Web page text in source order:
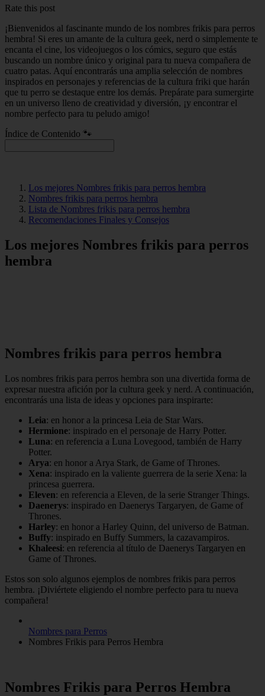
Rate this post
¡Bienvenidos al fascinante mundo de los nombres frikis para perros
hembra! Si eres un amante de la cultura geek, nerd o simplemente te
encanta el cine, los videojuegos o los cómics, seguro que estás
buscando un nombre único y original para tu nueva compañera de
cuatro patas. Aquí encontrarás una amplia selección de nombres
inspirados en personajes y referencias de la cultura friki que harán
que tu perro se destaque entre los demás. Prepárate para sumergirte
en un universo lleno de creatividad y diversión, ¡y encontrar el
nombre perfecto para tu peludo amigo!
Índice de Contenido 🐾
Los mejores Nombres frikis para perros hembra
Nombres frikis para perros hembra
Lista de Nombres frikis para perros hembra
Recomendaciones Finales y Consejos
Los mejores Nombres frikis para perros
hembra
Nombres frikis para perros hembra
Los nombres frikis para perros hembra son una divertida forma de
expresar nuestra afición por la cultura geek y nerd. A continuación,
encontrarás una lista de ideas y opciones para inspirarte:
Leia: en honor a la princesa Leia de Star Wars.
Hermione: inspirado en el personaje de Harry Potter.
Luna: en referencia a Luna Lovegood, también de Harry
Potter.
Arya: en honor a Arya Stark, de Game of Thrones.
Xena: inspirado en la valiente guerrera de la serie Xena: la
princesa guerrera.
Eleven: en referencia a Eleven, de la serie Stranger Things.
Daenerys: inspirado en Daenerys Targaryen, de Game of
Thrones.
Harley: en honor a Harley Quinn, del universo de Batman.
Buffy: inspirado en Buffy Summers, la cazavampiros.
Khaleesi: en referencia al título de Daenerys Targaryen en
Game of Thrones.
Estos son solo algunos ejemplos de nombres frikis para perros
hembra. ¡Diviértete eligiendo el nombre perfecto para tu nueva
compañera!
Nombres para Perros
Nombres Frikis para Perros Hembra
Nombres Frikis para Perros Hembra